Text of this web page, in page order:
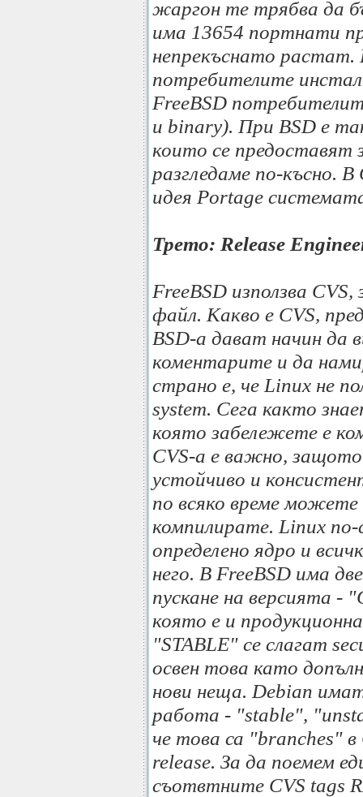
жаргон те трябва да
има 13654 портнати
непрекъснато растат.
потребителите
FreeBSD
и binary). При BSD е
които се предоставят
разгледаме по-късно.
идея Portage
Трето: Release
FreeBSD използва
файл. Какво е CVS,
BSD-a дават начин да
коментарите и да
страно е, че Linux не
system. Сега както
която забележете е
CVS-a е важно,
устойчиво и
по всяко време
компилирате. Linux по-
определено ядро и
него. В FreeBSD има
пускане на версията -
която е и
"STABLE" се слагат
освен това като
нови неща. Debian
работа - "stable",
че това са "branches"
release. За да поемем
съотвтните CVS tags